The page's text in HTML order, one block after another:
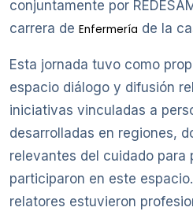
conjuntamente por
carrera de Enfermería de la
Esta jornada tuvo como
espacio diálogo y difusión
iniciativas vinculadas a
desarrolladas en regiones,
relevantes del cuidado para
participaron en este
relatores estuvieron